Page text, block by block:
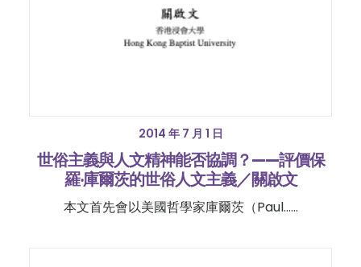
2014 年 7 月 1 日
世俗主義與人文精神能否協調？——評價保
羅‧庫爾茨的世俗人文主義／關啟文
本文首先會以美國哲學家庫爾茨（Paul……